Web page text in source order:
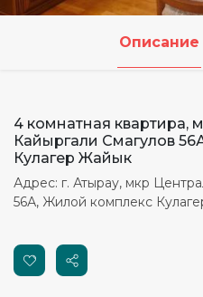
Тараз
Петропавловск
Уральск
Усть-Каменогорск
Тараз
Петропавловск
Уральск
Усть-Каменогорск
Тараз
Петропавловск
Уральск
Усть-Каменогорск
Тараз
Петропавловск
Уральск
Усть-Каменогорск
Как добавить сайт в
Автоматическая
Что такое Личный
Зачем он нужен?
Можно ли поменять
персональные данные
Избранное. Зачем
Описание
4 комнатная квартира,
Кайыргали Смагулов
Кулагер Жайык
Адрес: г. Атырау, мкр
56А, Жилой комплекс